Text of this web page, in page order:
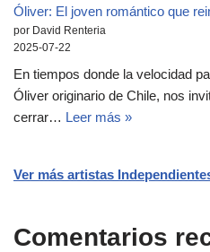
Óliver: El joven romántico que
por David Renteria
2025-07-22
En tiempos donde la velocidad
Óliver originario de Chile, nos
cerrar… Leer más »
Ver más artistas
Comentarios